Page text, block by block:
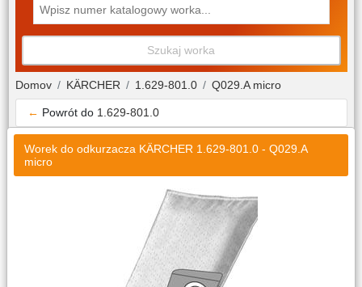
Szukaj worka
Domov KÄRCHER 1.629-801.0 Q029.A micro
← Powrót do 1.629-801.0
Worek do odkurzacza KÄRCHER 1.629-801.0 - Q029.A
micro